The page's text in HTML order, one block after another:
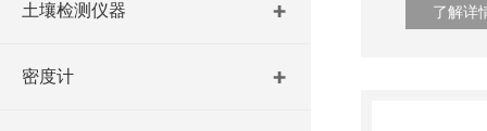
土壤检测仪器
密度计
了解详